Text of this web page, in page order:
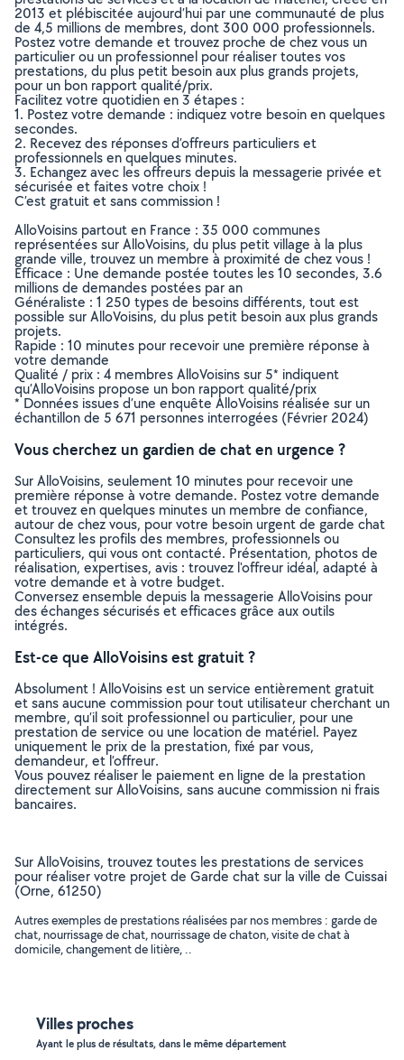
2013 et plébiscitée aujourd’hui par une communauté de plus
de 4,5 millions de membres, dont 300 000 professionnels.
Postez votre demande et trouvez proche de chez vous un
particulier ou un professionnel pour réaliser toutes vos
prestations, du plus petit besoin aux plus grands projets,
pour un bon rapport qualité/prix.
Facilitez votre quotidien en 3 étapes :
1. Postez votre demande : indiquez votre besoin en quelques
secondes.
2. Recevez des réponses d’offreurs particuliers et
professionnels en quelques minutes.
3. Echangez avec les offreurs depuis la messagerie privée et
sécurisée et faites votre choix !
C’est gratuit et sans commission !
AlloVoisins partout en France : 35 000 communes
représentées sur AlloVoisins, du plus petit village à la plus
grande ville, trouvez un membre à proximité de chez vous !
Efficace : Une demande postée toutes les 10 secondes, 3.6
millions de demandes postées par an
Généraliste : 1 250 types de besoins différents, tout est
possible sur AlloVoisins, du plus petit besoin aux plus grands
projets.
Rapide : 10 minutes pour recevoir une première réponse à
votre demande
Qualité / prix : 4 membres AlloVoisins sur 5* indiquent
qu’AlloVoisins propose un bon rapport qualité/prix
* Données issues d’une enquête AlloVoisins réalisée sur un
échantillon de 5 671 personnes interrogées (Février 2024)
Vous cherchez un gardien de chat en urgence ?
Sur AlloVoisins, seulement 10 minutes pour recevoir une
première réponse à votre demande. Postez votre demande
et trouvez en quelques minutes un membre de confiance,
autour de chez vous, pour votre besoin urgent de garde chat
Consultez les profils des membres, professionnels ou
particuliers, qui vous ont contacté. Présentation, photos de
réalisation, expertises, avis : trouvez l'offreur idéal, adapté à
votre demande et à votre budget.
Conversez ensemble depuis la messagerie AlloVoisins pour
des échanges sécurisés et efficaces grâce aux outils
intégrés.
Est-ce que AlloVoisins est gratuit ?
Absolument ! AlloVoisins est un service entièrement gratuit
et sans aucune commission pour tout utilisateur cherchant un
membre, qu’il soit professionnel ou particulier, pour une
prestation de service ou une location de matériel. Payez
uniquement le prix de la prestation, fixé par vous,
demandeur, et l’offreur.
Vous pouvez réaliser le paiement en ligne de la prestation
directement sur AlloVoisins, sans aucune commission ni frais
bancaires.
Sur AlloVoisins, trouvez toutes les prestations de services
pour réaliser votre projet de Garde chat sur la ville de Cuissai
(Orne, 61250)
Autres exemples de prestations réalisées par nos membres : garde de
chat, nourrissage de chat, nourrissage de chaton, visite de chat à
domicile, changement de litière, ..
Villes proches
Ayant le plus de résultats, dans le même département